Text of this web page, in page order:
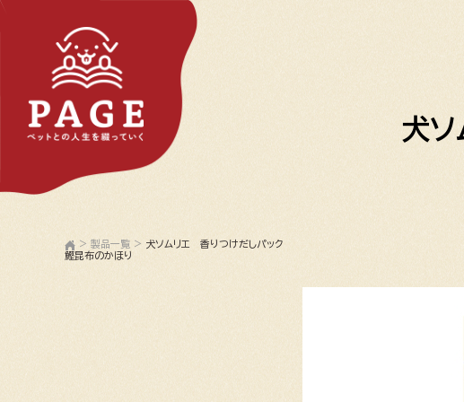
犬
> 製品一覧 > 犬ソムリエ 香りつけだしパック
鰹昆布のかほり